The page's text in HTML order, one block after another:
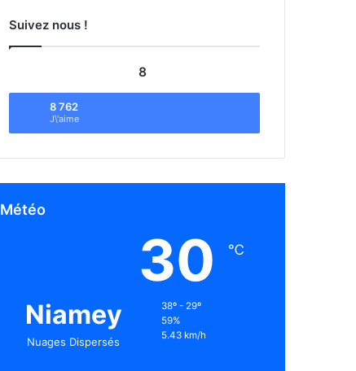
Suivez nous !
8
8 762
J\'aime
Météo
Niamey
Nuages Dispersés
30 ℃
38º - 29º
59%
5.43 km/h